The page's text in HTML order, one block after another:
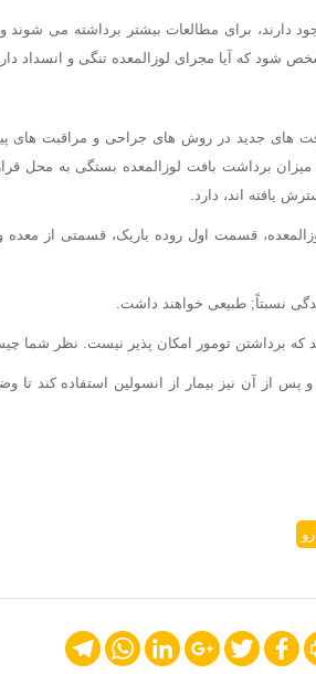
دارند، برای مطالعات بیشتر برداشته می
شود که آیا مجرای لوزالمعده تنگی و انسداد
های جدید در روش های جراحی و مراقبت های
برداشت بافت لوزالمعده بستگی به محل قرار
یافته اند، دارد.
قسمت اول روده باریک، قسمتی از
نسبتاً; طبیعی خواهند داشت.
که برداشتن تومور امکان پذیر نیست. نظر شما
پس از آن نیز بیمار از انسولین استفاده کند
Facebook
Twitter
Google+
LinkedIn
WhatsApp
Telegram